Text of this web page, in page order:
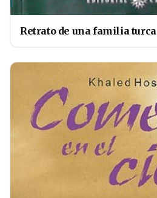
Retrato de una familia turca